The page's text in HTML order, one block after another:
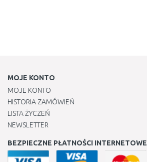
MOJE KONTO
MOJE KONTO
HISTORIA ZAMÓWIEŃ
LISTA ŻYCZEŃ
NEWSLETTER
BEZPIECZNE PŁATNOŚCI INTERNETOWE